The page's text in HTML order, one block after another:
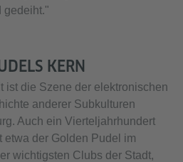
gedeiht."
KERN
ist die Szene der elektronischen
anderer Subkulturen
Auch ein Vierteljahrhundert
etwa der Golden Pudel im
wichtigsten Clubs der Stadt,